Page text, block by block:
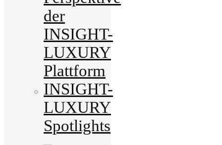
der
INSIGHT-
LUXURY
Plattform
INSIGHT-
LUXURY
Spotlights